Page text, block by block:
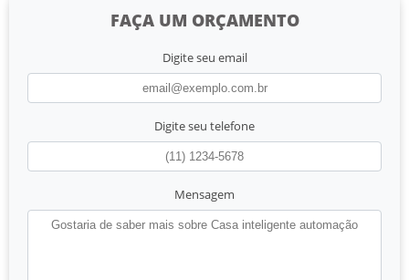
FAÇA UM ORÇAMENTO
Digite seu email
Digite seu telefone
Mensagem